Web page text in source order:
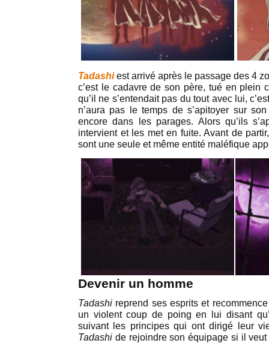
Tadashi est arrivé après le passage des 4
c’est le cadavre de son père, tué en
qu’il ne s’entendait pas du tout avec lui,
n’aura pas le temps de s’apitoyer sur
encore dans les parages. Alors qu’ils
intervient et les met en fuite. Avant de
sont une seule et même entité maléfique
Devenir un homme
Tadashi reprend ses esprits et
un violent coup de poing en lui disant
suivant les principes qui ont dirigé leur
Tadashi de rejoindre son équipage si il